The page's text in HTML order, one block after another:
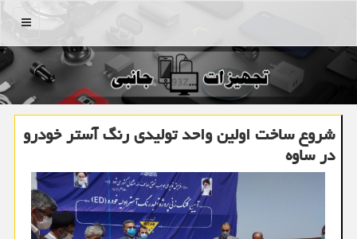
منو
شروع ساخت اولین واحد تولیدی رنگ آستر خودرو
در ساوه